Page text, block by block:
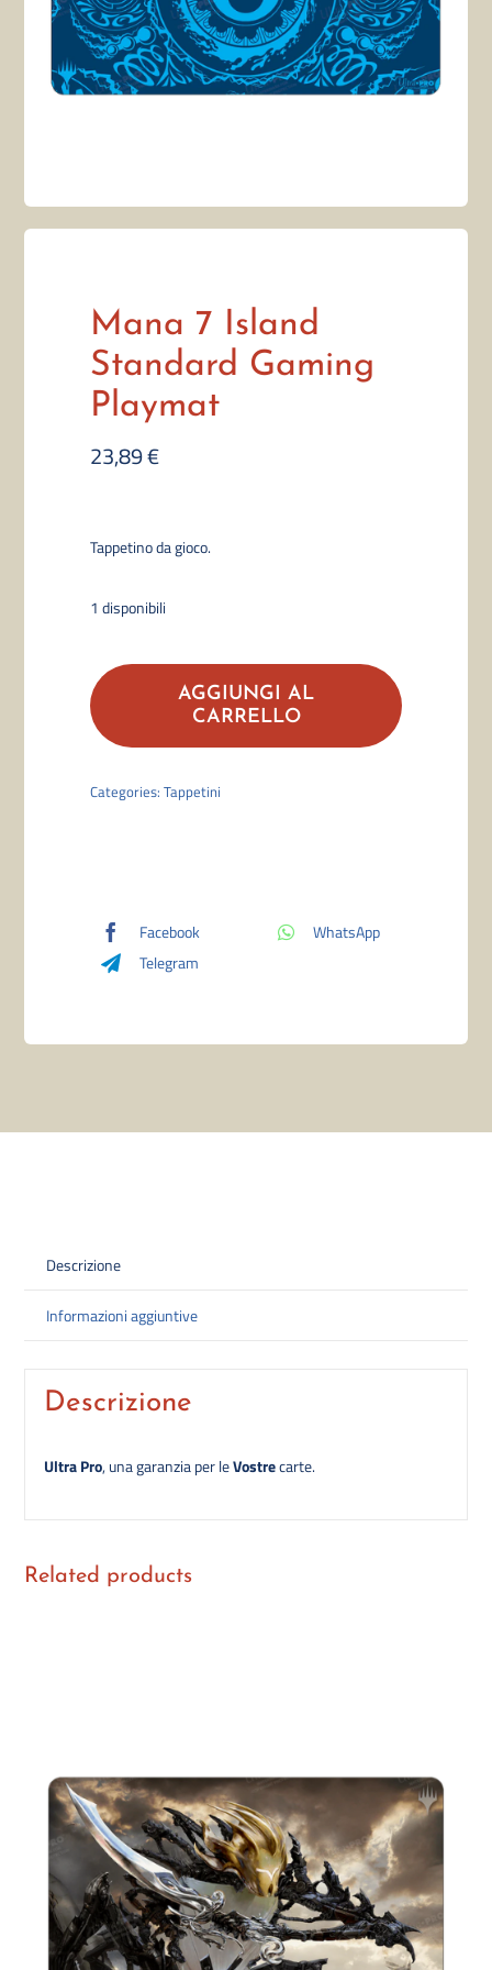
Mana 7 Island
Standard Gaming
Playmat
23,89€
Tappetino da gioco.
1 disponibili
7
Island
Standard
AGGIUNGI AL
CARRELLO
Categories:Tappetini
Facebook
WhatsApp
Telegram
Descrizione
Informazioni aggiuntive
Descrizione
Ultra Pro, una garanzia per leVostrecarte.
Related products